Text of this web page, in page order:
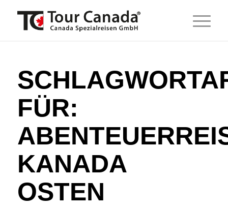
FÜR:
KANADA
OSTEN